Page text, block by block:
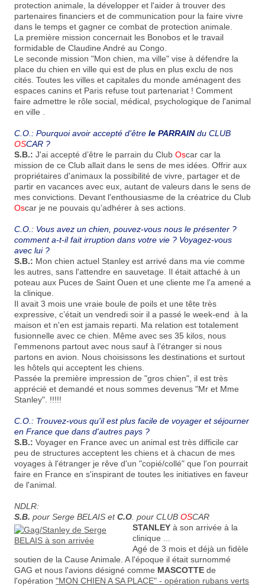
protection animale, la développer et l'aider à trouver des
partenaires financiers et de communication pour la faire vivre
dans le temps et gagner ce combat de protection animale.
La première mission concernait les Bonobos et le travail
formidable de Claudine André au Congo.
Le seconde mission "Mon chien, ma ville" vise à défendre la
place du chien en ville qui est de plus en plus exclu de nos
cités. Toutes les villes et capitales du monde aménagent des
espaces canins et Paris refuse tout partenariat ! Comment
faire admettre le rôle social, médical, psychologique de l'animal
en ville .
C.O.: Pourquoi avoir accepté d'être le PARRAINdu CLUB
OSCAR ?
S.B.: J'ai accepté d’être le parrain du Club Oscar car la
mission de ce Club allait dans le sens de mes idées. Offrir aux
propriétaires d'animaux la possibilité de vivre, partager et de
partir en vacances avec eux, autant de valeurs dans le sens de
mes convictions. Devant l'enthousiasme de la créatrice du Club
Oscar je ne pouvais qu’adhérer à ses actions.
C.O.: Vous avez un chien, pouvez-vous nous le présenter ?
comment a-t-il fait irruption dans votre vie ? Voyagez-vous
avec lui ?
S.B.: Mon chien actuel Stanley est arrivé dans ma vie comme
les autres, sans l'attendre en sauvetage. Il était attaché à un
poteau aux Puces de Saint Ouen et une cliente me l'a amené a
la clinique.
Il avait 3 mois une vraie boule de poils et une tête très
expressive, c’était un vendredi soir il a passé le week-end à la
maison et n'en est jamais reparti. Ma relation est totalement
fusionnelle avec ce chien. Même avec ses 35 kilos, nous
l'emmenons partout avec nous sauf à l’étranger si nous
partons en avion. Nous choisissons les destinations et surtout
les hôtels qui acceptent les chiens.
Passée la première impression de "gros chien", il est très
apprécié et demandé et nous sommes devenus "Mr et Mme
Stanley". !!!!!
C.O.: Trouvez-vous qu'il est plus facile de voyager et séjourner
en France que dans d'autres pays ?
S.B.: Voyager en France avec un animal est très difficile car
peu de structures acceptent les chiens et à chacun de mes
voyages à l'étranger je rêve d'un "copié/collé" que l'on pourrait
faire en France en s'inspirant de toutes les initiatives en faveur
de l'animal.
NDLR:
S.B. pour Serge BELAIS etC.O . pour CLUB OSCAR
STANLEY à son arrivée à la
clinique ...
Agé de 3 mois et déjà un fidèle
soutien de la Cause Animale. A l'époque il était surnommé
GAG et nous l'avions désigné comme MASCOTTE de
l'opération "MON CHIEN A SA PLACE" - opération rubans verts